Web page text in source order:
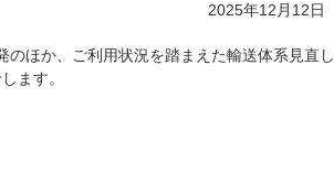
2025年12月12日
ほか、ご利用状況を踏まえた輸送体系見直し
ます。